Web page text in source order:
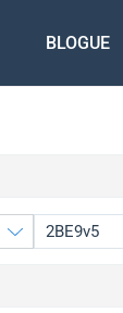
BLOGUE